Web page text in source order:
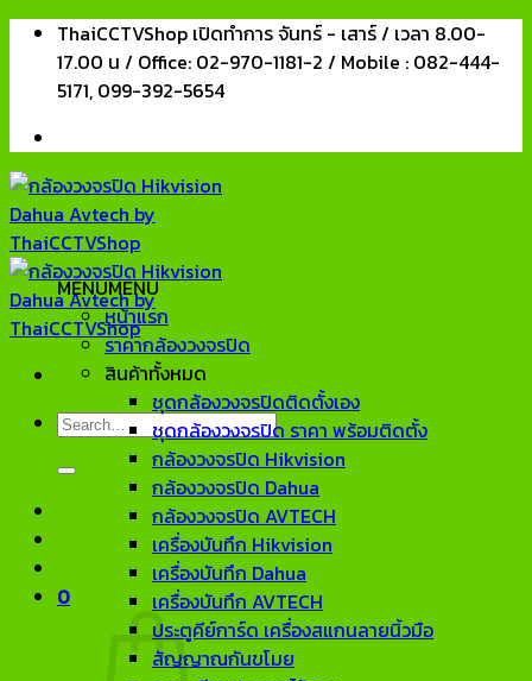
Skip
content
ThaiCCTVShop เปิดทำการ จันทร์ - เสาร์ / เวลา 8.00-
17.00 น / Office: 02-970-1181-2 / Mobile : 082-444-
5171, 099-392-5654
Search
0
MENUMENU
หน้าแรก
ราคากล้องวงจรปิด
สินค้าทั้งหมด
ชุดกล้องวงจรปิดติดตั้งเอง
ชุดกล้องวงจรปิด ราคา พร้อมติดตั้ง
กล้องวงจรปิด Hikvision
กล้องวงจรปิด Dahua
กล้องวงจรปิด AVTECH
เครื่องบันทึก Hikvision
เครื่องบันทึก Dahua
เครื่องบันทึก AVTECH
ประตูคีย์การ์ด เครื่องสแกนลายนิ้วมือ
สัญญาณกันขโมย